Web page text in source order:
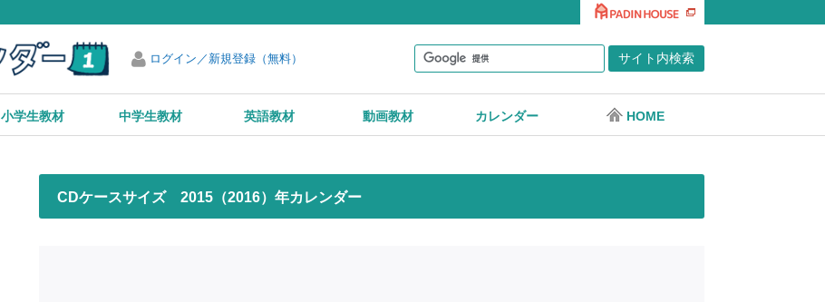
ログイン／新規登録（無料）
小学生教材 中学生教材 英語教材 動画教材 カレンダー HOME
CDケースサイズ 2015（2016）年カレンダー